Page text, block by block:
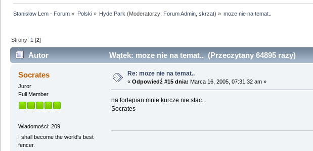
Stanisław Lem - Forum » Polski» Hyde Park (Moderatorzy: Forum Admin, skrzat) » moze nie na temat..
Strony: 1 [2]
Autor Wątek: moze nie na temat.. (Przeczytany 64895 razy)
Socrates
Juror
Full Member
Wiadomości: 209
I shall become the world's best
fencer.
Re: moze nie na temat..
« Odpowiedź #15 dnia: Marca 16, 2005, 07:31:32 am »
na fortepian mnie kurcze nie stac...
Socrates